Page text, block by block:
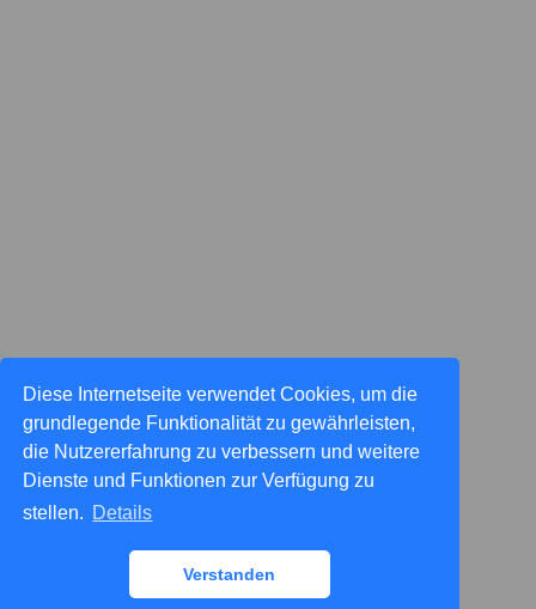
Diese Internetseite verwendet Cookies, um die
grundlegende Funktionalität zu gewährleisten,
die Nutzererfahrung zu verbessern und weitere
Dienste und Funktionen zur Verfügung zu
stellen. Details
Verstanden